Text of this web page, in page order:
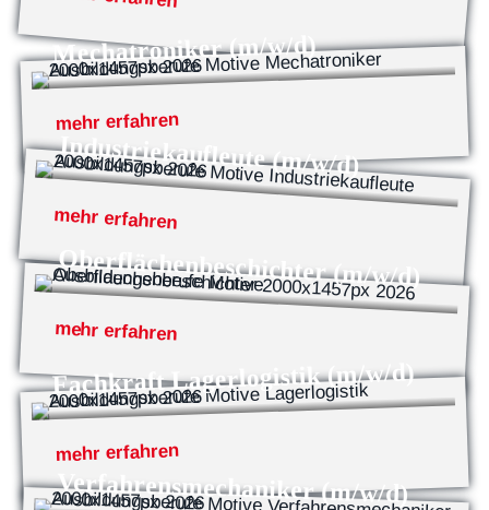
Mechatroniker (m/w/d)
mehr erfahren
Industriekaufleute (m/w/d)
mehr erfahren
Oberflächenbeschichter (m/w/d)
mehr erfahren
Fachkraft Lagerlogistik (m/w/d)
mehr erfahren
Verfahrensmechaniker (m/w/d)